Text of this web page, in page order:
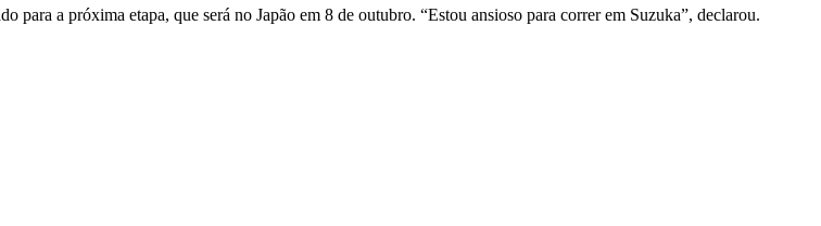
a próxima etapa, que será no Japão em 8 de outubro. “Estou ansioso para correr em Suzuka”, declarou.